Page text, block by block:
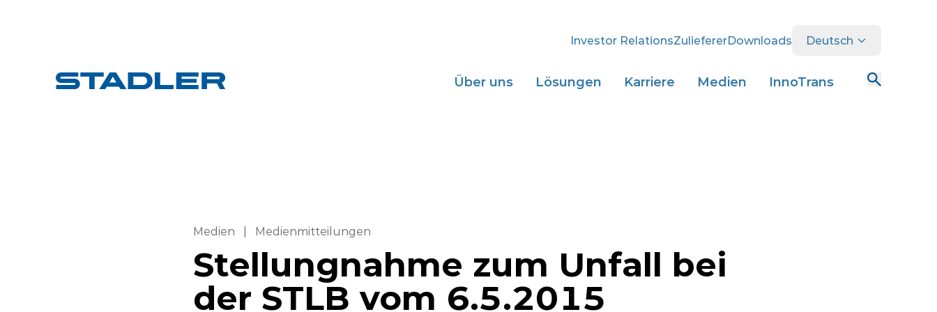
Investor RelationsZuliefererDownloads Deutsch
Über uns Lösungen Karriere Medien InnoTrans
Medien Medienmitteilungen
Stellungnahme zum Unfall bei
der STLB vom 6.5.2015